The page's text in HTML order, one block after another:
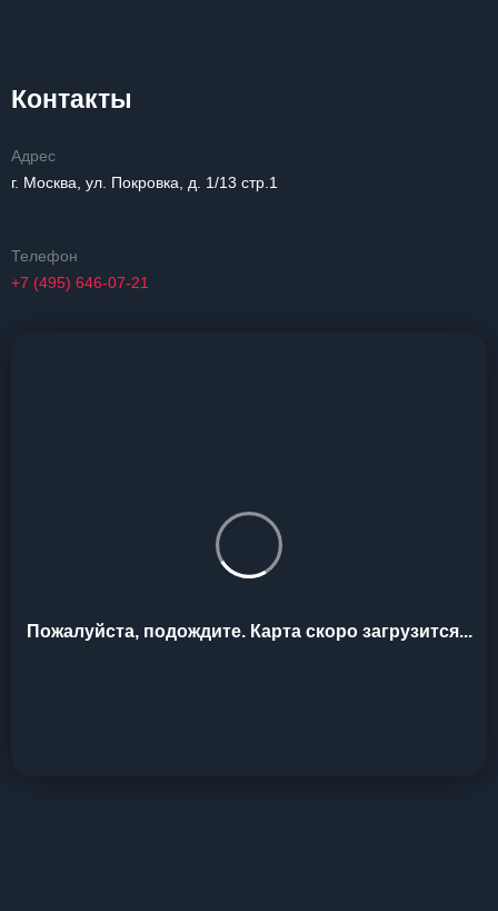
Контакты
Адрес
г. Москва, ул. Покровка, д. 1/13 стр.1
Телефон
+7 (495) 646-07-21
Пожалуйста, подождите. Карта скоро загрузится...